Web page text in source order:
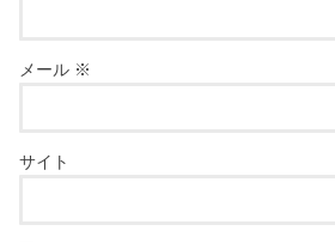
メール ※
サイト